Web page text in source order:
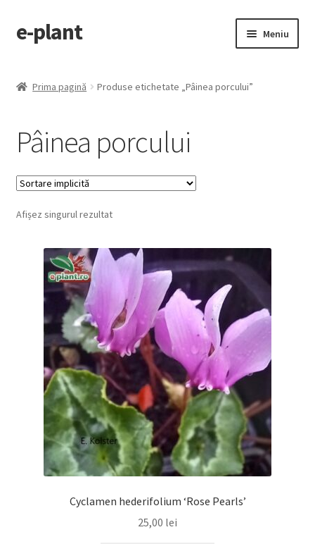
Sari
la
Sari
la
e-plant Meniu
Contact
Checkout
Prima pagină Produse etichetate „Pâinea porcului”
Pâinea porcului
Afișez singurul rezultat
Cyclamen hederifolium ‘Rose Pearls’
25,00 lei